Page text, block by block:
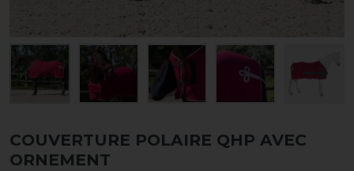
COUVERTURE POLAIRE QHP AVEC
ORNEMENT